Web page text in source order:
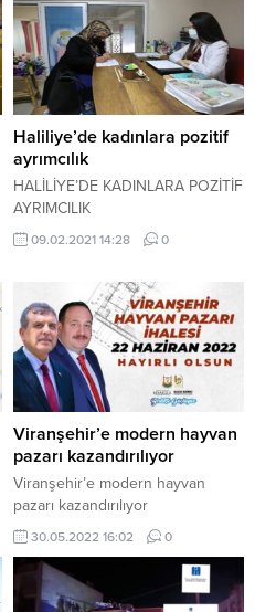
Haliliye’de kadınlara pozitif
ayrımcılık
HALİLİYE’DE KADINLARA POZİTİF
AYRIMCILIK
09.02.2021 14:28 0
Viranşehir’e modern hayvan
pazarı kazandırılıyor
Viranşehir’e modern hayvan
pazarı kazandırılıyor
30.05.2022 16:02 0